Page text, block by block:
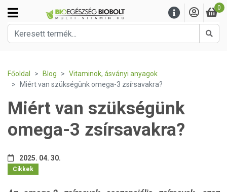
0
Főoldal Blog
Vitaminok, ásványi anyagok
Miért van szükségünk omega-3 zsírsavakra?
Miért van szükségünk
omega-3 zsírsavakra?
2025. 04. 30.
Cikkek